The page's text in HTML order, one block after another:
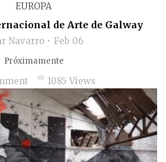
EUROPA
de Arte de Galway
Navarro Feb 06
Próximamente
visibility 1085 Views